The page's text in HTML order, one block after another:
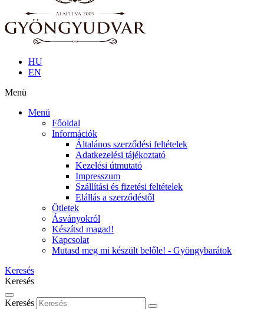
HU
EN
Menü
Menü
Főoldal
Információk
Általános szerződési feltételek
Adatkezelési tájékoztató
Kezelési útmutató
Impresszum
Szállítási és fizetési feltételek
Elállás a szerződéstől
Ötletek
Ásványokról
Készítsd magad!
Kapcsolat
Mutasd meg mi készült belőle! - Gyöngybarátok
Keresés
Keresés
Keresés